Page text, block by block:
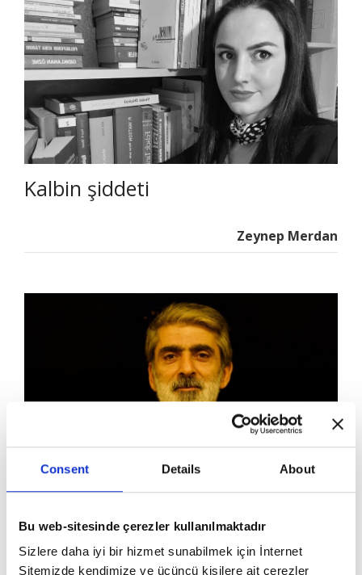
Consent Details About
Bu web-sitesinde çerezler kullanılmaktadır
Sizlere daha iyi bir hizmet sunabilmek için İnternet
Sitemizde kendimize ve üçüncü kişilere ait çerezler
Kalbin şiddeti
Zeynep Merdan
Nadir Bir İstisna: Hüsrev Hatemi
İbrahim Tenekeci